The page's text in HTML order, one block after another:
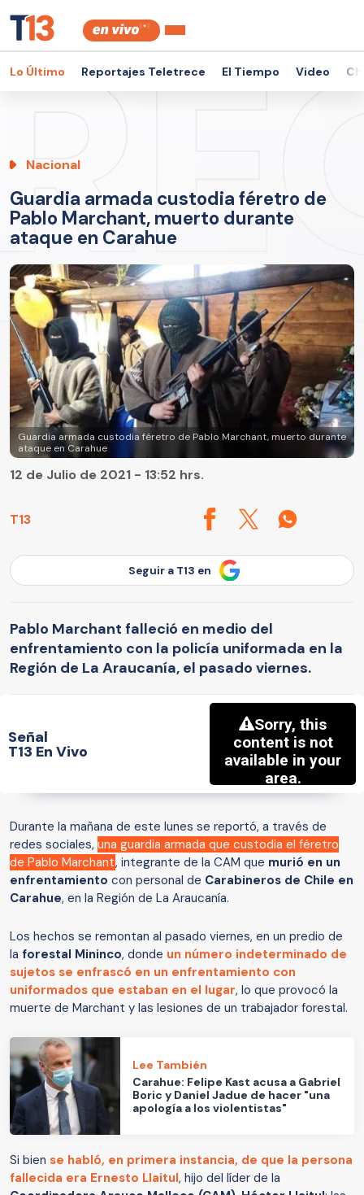
Lo Último Reportajes Teletrece El Tiempo Video
Nacional
Guardia armada custodia féretro de
Pablo Marchant, muerto durante
ataque en Carahue
Guardia armada custodia féretro de Pablo Marchant, muerto durante
ataque en Carahue
T13
12 de Julio de 2021 - 13:52 hrs.
Seguir a T13 en
Pablo Marchant falleció en medio del
enfrentamiento con la policía uniformada en la
Región de La Araucanía, el pasado viernes.
Señal
T13 En Vivo
Durante la mañana de este lunes se reportó, a través de
redes sociales, una guardia armada que custodia el féretro
de Pablo Marchant, integrante de la CAM que murió en un
enfrentamiento con personal de Carabineros de Chile en
Carahue, en la Región de La Araucanía.
Los hechos se remontan al pasado viernes, en un predio de
la forestal Mininco, donde un número indeterminado de
sujetos se enfrascó en un enfrentamiento con
uniformados que estaban en el lugar, lo que provocó la
muerte de Marchant y las lesiones de un trabajador forestal.
Lee También
Carahue: Felipe Kast acusa a Gabriel
Boric y Daniel Jadue de hacer "una
apología a los violentistas"
Si bien se habló, en primera instancia, de que la persona
fallecida era Ernesto Llaitul, hijo del líder de la